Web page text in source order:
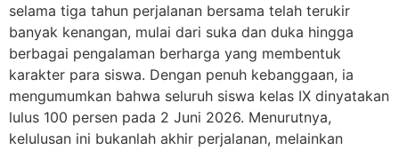
selama tiga tahun perjalanan bersama telah terukir
banyak kenangan, mulai dari suka dan duka hingga
berbagai pengalaman berharga yang membentuk
karakter para siswa. Dengan penuh kebanggaan, ia
mengumumkan bahwa seluruh siswa kelas IX dinyatakan
lulus 100 persen pada 2 Juni 2026. Menurutnya,
kelulusan ini bukanlah akhir perjalanan, melainkan